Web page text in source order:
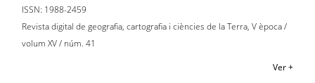
ISSN: 1988-2459
Revista digital de geografia, cartografia i ciències de la Terra, V època /
volum XV / núm. 41
Ver +